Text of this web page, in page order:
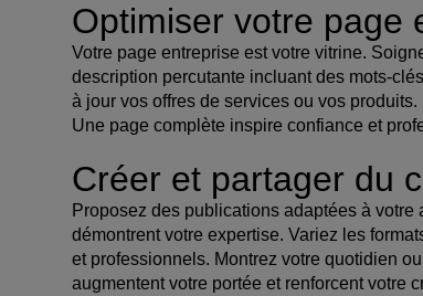
Optimiser votre page
Votre page entreprise est votre vitrine.
description percutante incluant des mots-
à jour vos offres de services ou vos
Une page complète inspire confiance et
Créer et partager du
Proposez des publications adaptées à votre
démontrent votre expertise. Variez les
et professionnels. Montrez votre quotidien
augmentent votre portée et renforcent votre